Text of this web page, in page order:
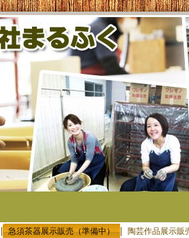
急須茶器展示販売（準備中） 陶芸作品展示販